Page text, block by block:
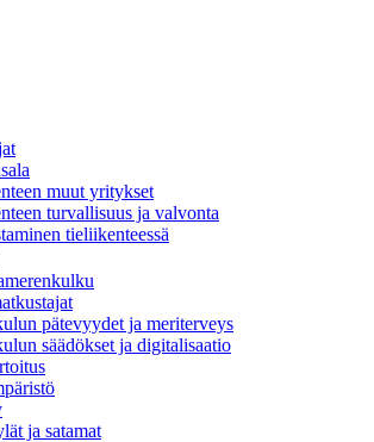
muut yritykset
turvallisuus ja valvonta
tieliikenteessä
pätevyydet ja meriterveys
säädökset ja digitalisaatio
ja satamat